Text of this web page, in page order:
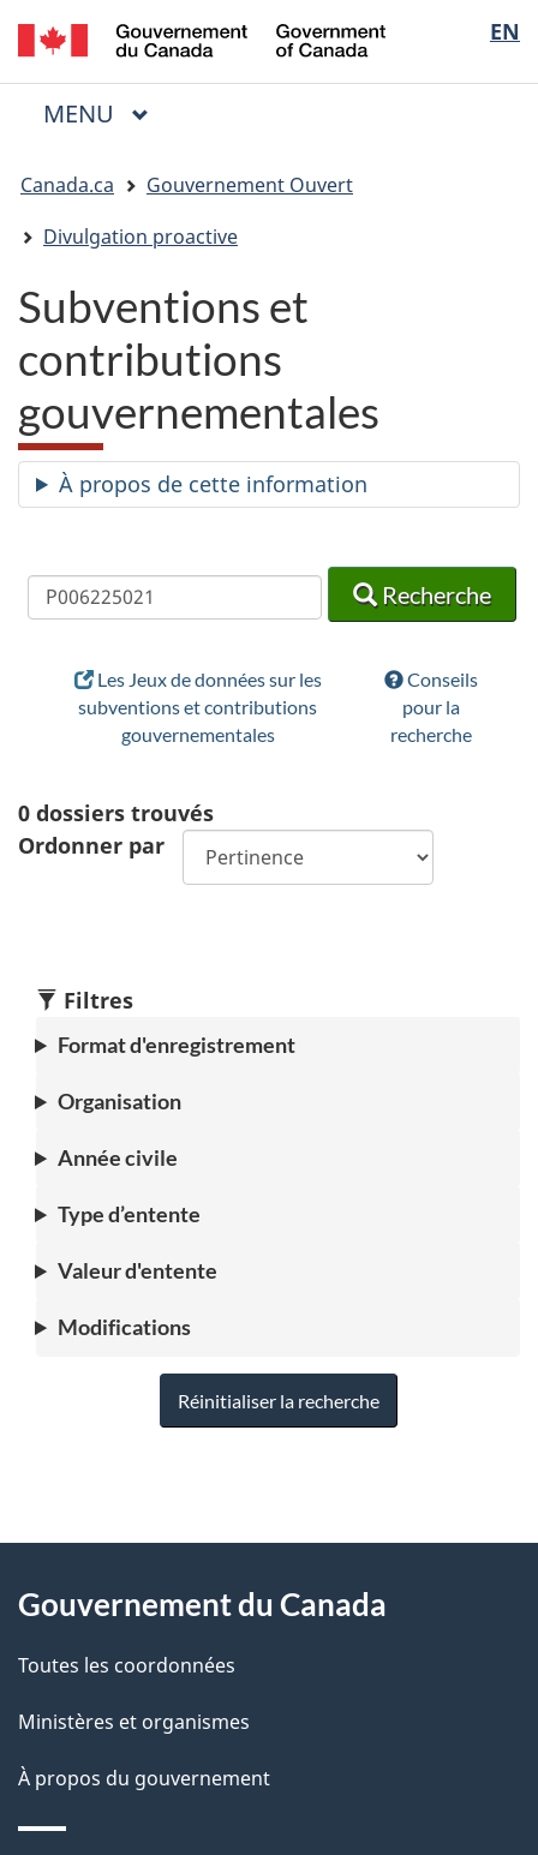
Passer
au
contenu
Passer
à
« Au
Passer
à
la
EN
of
Menu
MENU PRINCIPAL
êtes
ici
Canada.ca
Gouvernement Ouvert
Divulgation proactive
Subventions et
contributions
gouvernementales
À propos de cette information
Recherche
Recherche
Recherche
Les Jeux de données sur les
subventions et contributions
gouvernementales
Conseils
pour la
recherche
0 dossiers trouvés
Ordonner par
Filtres
Format d'enregistrement
Organisation
Année civile
Type d’entente
Valeur d'entente
Modifications
Réinitialiser la recherche
D
t
a
l
s
propos
ce
site
Gouvernement du Canada
Toutes les coordonnées
Ministères et organismes
À propos du gouvernement